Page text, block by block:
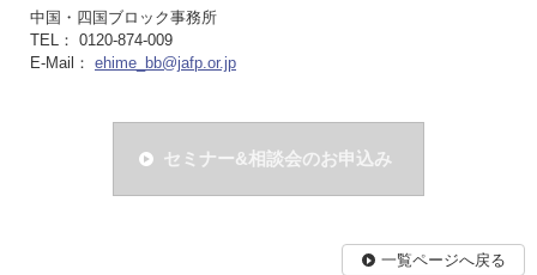
中国・四国ブロック事務所
TEL： 0120-874-009
E-Mail： ehime_bb@jafp.or.jp
セミナー&相談会のお申込み
一覧ページへ戻る